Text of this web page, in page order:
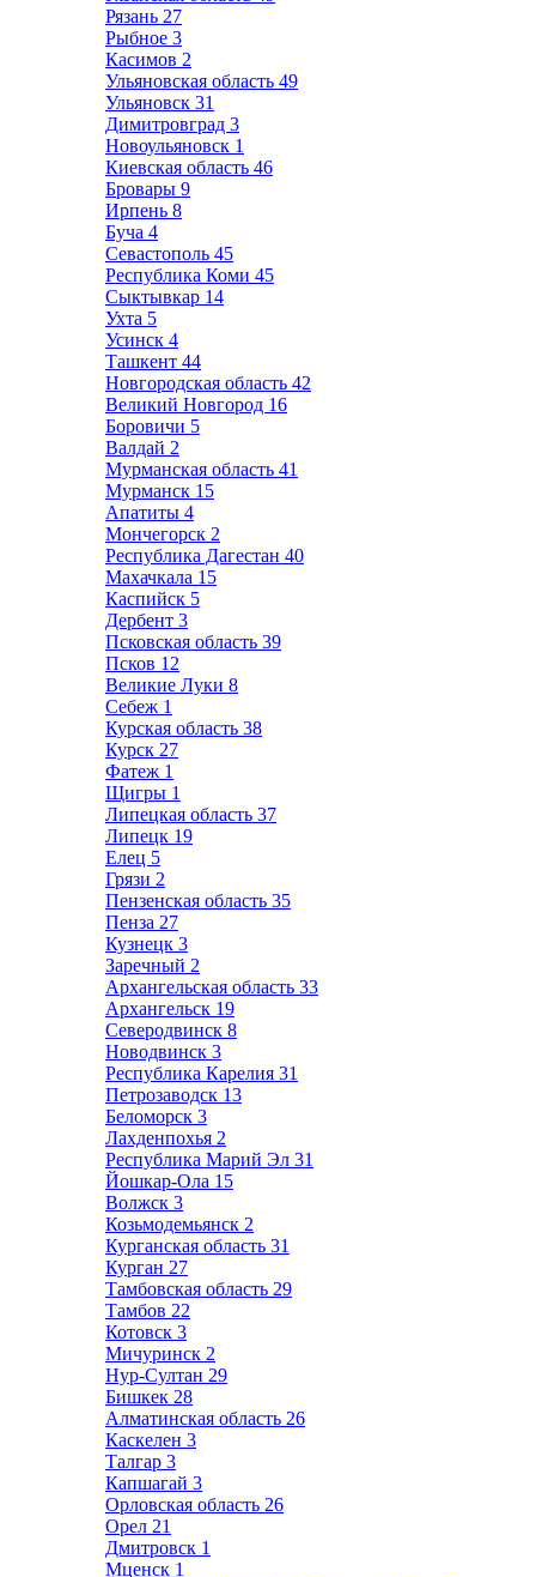
Рязань 27
Рыбное 3
Касимов 2
Ульяновская область 49
Ульяновск 31
Димитровград 3
Новоульяновск 1
Киевская область 46
Бровары 9
Ирпень 8
Буча 4
Севастополь 45
Республика Коми 45
Сыктывкар 14
Ухта 5
Усинск 4
Ташкент 44
Новгородская область 42
Великий Новгород 16
Боровичи 5
Валдай 2
Мурманская область 41
Мурманск 15
Апатиты 4
Мончегорск 2
Республика Дагестан 40
Махачкала 15
Каспийск 5
Дербент 3
Псковская область 39
Псков 12
Великие Луки 8
Себеж 1
Курская область 38
Курск 27
Фатеж 1
Щигры 1
Липецкая область 37
Липецк 19
Елец 5
Грязи 2
Пензенская область 35
Пенза 27
Кузнецк 3
Заречный 2
Архангельская область 33
Архангельск 19
Северодвинск 8
Новодвинск 3
Республика Карелия 31
Петрозаводск 13
Беломорск 3
Лахденпохья 2
Республика Марий Эл 31
Йошкар-Ола 15
Волжск 3
Козьмодемьянск 2
Курганская область 31
Курган 27
Тамбовская область 29
Тамбов 22
Котовск 3
Мичуринск 2
Нур-Султан 29
Бишкек 28
Алматинская область 26
Каскелен 3
Талгар 3
Капшагай 3
Орловская область 26
Орел 21
Дмитровск 1
Мценск 1